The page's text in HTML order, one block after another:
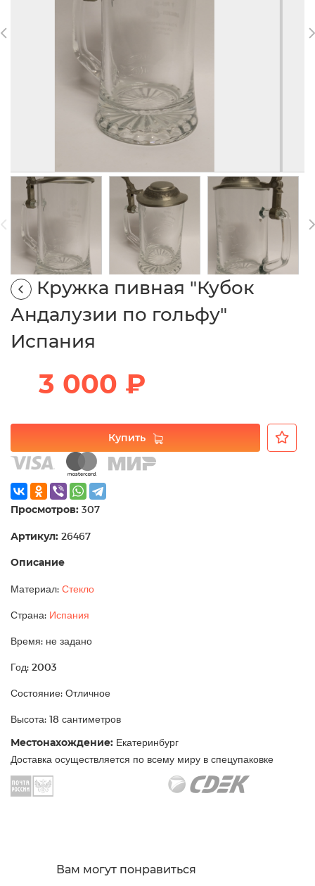
Кружка пивная "Кубок
Андалузии по гольфу"
Испания
3 000 ₽
Купить
Просмотров: 307
Артикул: 26467
Описание
Материал: Стекло
Страна: Испания
Время: не задано
Год: 2003
Состояние: Отличное
Высота: 18 сантиметров
Местонахождение: Екатеринбург
Доставка осуществляется по всему миру в спецупаковке
Вам могут понравиться